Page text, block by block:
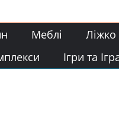
Меблі
Ігри та